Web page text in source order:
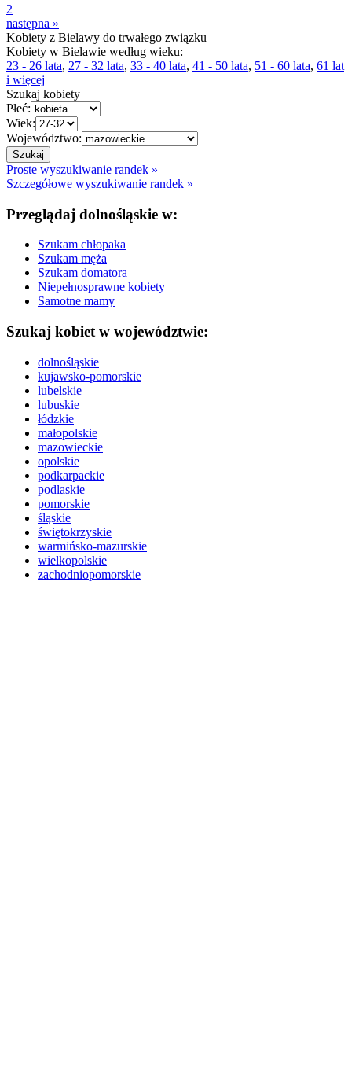
2
następna »
Kobiety z Bielawy do trwałego związku
Kobiety w Bielawie według wieku:
23 - 26 lata, 27 - 32 lata, 33 - 40 lata, 41 - 50 lata, 51 - 60 lata, 61 lat
i więcej
Szukaj kobiety
Płeć:
Wiek:
Województwo:
Proste wyszukiwanie randek »
Szczegółowe wyszukiwanie randek »
Przeglądaj dolnośląskie w:
Szukam chłopaka
Szukam męża
Szukam domatora
Niepełnosprawne kobiety
Samotne mamy
Szukaj kobiet w województwie:
dolnośląskie
kujawsko-pomorskie
lubelskie
lubuskie
łódzkie
małopolskie
mazowieckie
opolskie
podkarpackie
podlaskie
pomorskie
śląskie
świętokrzyskie
warmińsko-mazurskie
wielkopolskie
zachodniopomorskie